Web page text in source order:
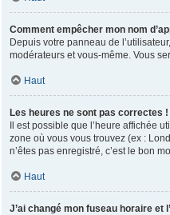
Comment empêcher mon nom
Depuis votre panneau de
modérateurs et vous-même. Vous
Haut
Les heures ne sont pas correctes !
Il est possible que l’heure affichée
zone où vous vous trouvez (ex :
n’êtes pas enregistré, c’est le bon
Haut
J’ai changé mon fuseau horaire et